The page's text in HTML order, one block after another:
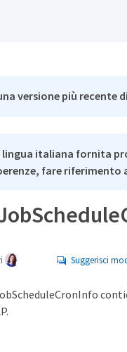
versione più recente
lingua italiana fornita
fare riferimento
Suggerisci